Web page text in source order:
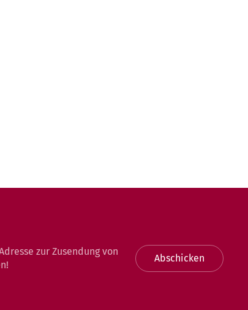
zur Zusendung von
Abschicken